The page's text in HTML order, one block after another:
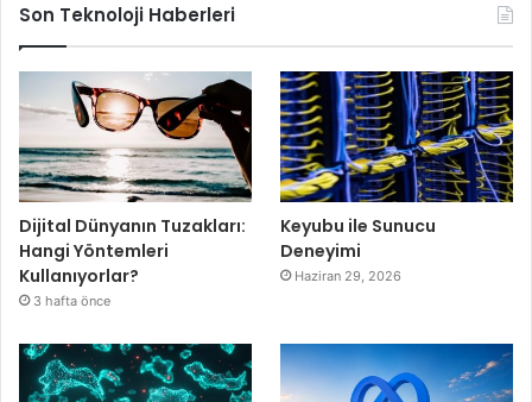
Son Teknoloji Haberleri
Dijital Dünyanın Tuzakları:
Hangi Yöntemleri
Kullanıyorlar?
3 hafta önce
Keyubu ile Sunucu
Deneyimi
Haziran 29, 2026